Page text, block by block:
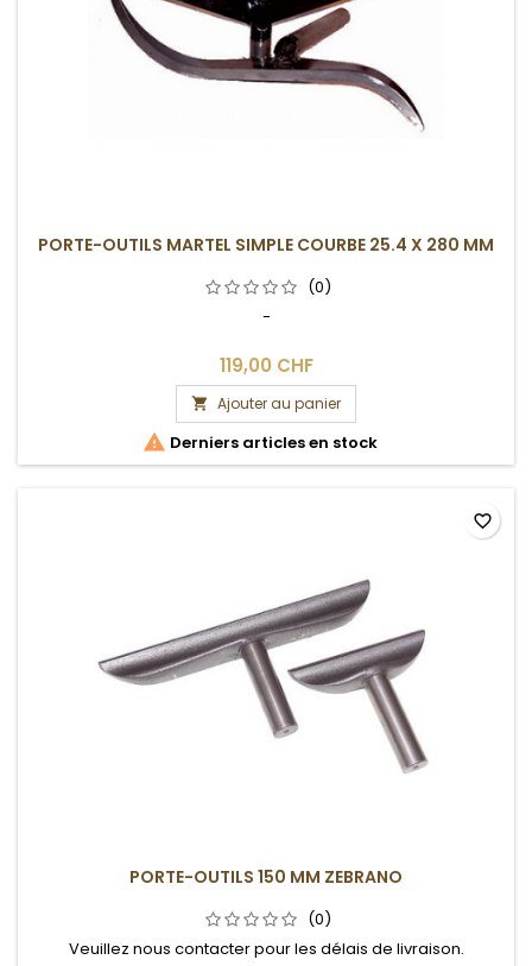
PORTE-OUTILS MARTEL SIMPLE COURBE 25.4 X 280 MM
(0)
-
119,00 CHF
 Ajouter au panier
 Derniers articles en stock
PORTE-OUTILS 150 MM ZEBRANO
(0)
Veuillez nous contacter pour les délais de livraison.
favorite_border